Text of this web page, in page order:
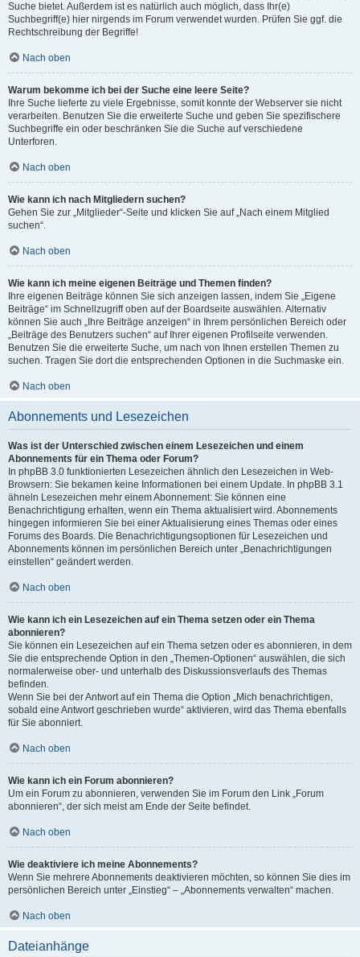
Suche bietet. Außerdem ist es natürlich auch möglich, dass Ihr(e)
Suchbegriff(e) hier nirgends im Forum verwendet wurden. Prüfen Sie ggf. die
Rechtschreibung der Begriffe!
Nach oben
Warum bekomme ich bei der Suche eine leere Seite?
Ihre Suche lieferte zu viele Ergebnisse, somit konnte der Webserver sie nicht
verarbeiten. Benutzen Sie die erweiterte Suche und geben Sie spezifischere
Suchbegriffe ein oder beschränken Sie die Suche auf verschiedene
Unterforen.
Nach oben
Wie kann ich nach Mitgliedern suchen?
Gehen Sie zur „Mitglieder“-Seite und klicken Sie auf „Nach einem Mitglied
suchen“.
Nach oben
Wie kann ich meine eigenen Beiträge und Themen finden?
Ihre eigenen Beiträge können Sie sich anzeigen lassen, indem Sie „Eigene
Beiträge“ im Schnellzugriff oben auf der Boardseite auswählen. Alternativ
können Sie auch „Ihre Beiträge anzeigen“ in Ihrem persönlichen Bereich oder
„Beiträge des Benutzers suchen“ auf Ihrer eigenen Profilseite verwenden.
Benutzen Sie die erweiterte Suche, um nach von Ihnen erstellen Themen zu
suchen. Tragen Sie dort die entsprechenden Optionen in die Suchmaske ein.
Nach oben
Abonnements und Lesezeichen
Was ist der Unterschied zwischen einem Lesezeichen und einem
Abonnements für ein Thema oder Forum?
In phpBB 3.0 funktionierten Lesezeichen ähnlich den Lesezeichen in Web-
Browsern: Sie bekamen keine Informationen bei einem Update. In phpBB 3.1
ähneln Lesezeichen mehr einem Abonnement: Sie können eine
Benachrichtigung erhalten, wenn ein Thema aktualisiert wird. Abonnements
hingegen informieren Sie bei einer Aktualisierung eines Themas oder eines
Forums des Boards. Die Benachrichtigungsoptionen für Lesezeichen und
Abonnements können im persönlichen Bereich unter „Benachrichtigungen
einstellen“ geändert werden.
Nach oben
Wie kann ich ein Lesezeichen auf ein Thema setzen oder ein Thema
abonnieren?
Sie können ein Lesezeichen auf ein Thema setzen oder es abonnieren, in dem
Sie die entsprechende Option in den „Themen-Optionen“ auswählen, die sich
normalerweise ober- und unterhalb des Diskussionsverlaufs des Themas
befinden.
Wenn Sie bei der Antwort auf ein Thema die Option „Mich benachrichtigen,
sobald eine Antwort geschrieben wurde“ aktivieren, wird das Thema ebenfalls
für Sie abonniert.
Nach oben
Wie kann ich ein Forum abonnieren?
Um ein Forum zu abonnieren, verwenden Sie im Forum den Link „Forum
abonnieren“, der sich meist am Ende der Seite befindet.
Nach oben
Wie deaktiviere ich meine Abonnements?
Wenn Sie mehrere Abonnements deaktivieren möchten, so können Sie dies im
persönlichen Bereich unter „Einstieg“ – „Abonnements verwalten“ machen.
Nach oben
Dateianhänge